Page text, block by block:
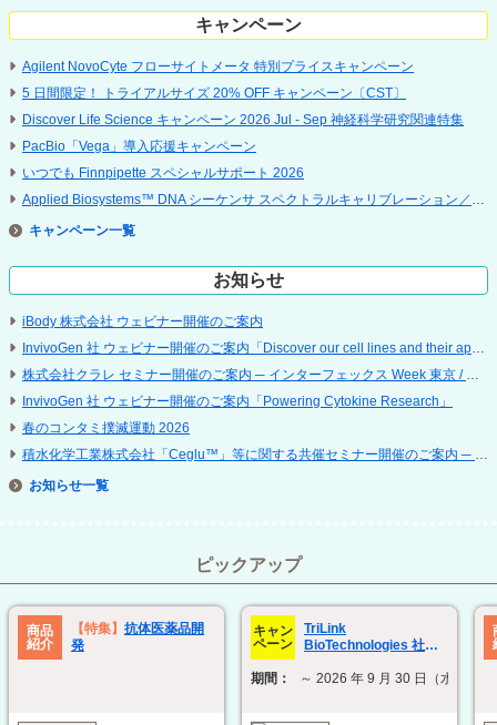
キャンペーン
Agilent NovoCyte フローサイトメータ 特別プライスキャンペーン
5 ⽇間限定！ トライアルサイズ 20% OFF キャンペーン〔CST〕
Discover Life Science キャンペーン 2026 Jul - Sep 神経科学研究関連特集
PacBio「Vega」導入応援キャンペーン
いつでも Finnpipette スペシャルサポート 2026
Applied Biosystems™ DNA シーケンサ スペクトラルキャリブレーション／点検サービス キャンペーン
キャンペーン
お知らせ
iBody 株式会社 ウェビナー開催のご案内
InvivoGen 社 ウェビナー開催のご案内「Discover our cell lines and their applications」
株式会社クラレ セミナー開催のご案内 ─ インターフェックス Week 東京 / 再生医療 EXPO 東京
InvivoGen 社 ウェビナー開催のご案内「Powering Cytokine Research」
春のコンタミ撲滅運動 2026
積水化学工業株式会社「Ceglu™」等に関する共催セミナー開催のご案内 ─ 第 25 回 日本再生医療学会総会
お知らせ
ピックアップ
商品
紹介
【特集】 抗体医薬品開
発
キャン
ペーン
TriLink
BioTechnologies 社
連製品 30% OFF キャン
期間： ～ 2026 年 9 月 30 日（水）